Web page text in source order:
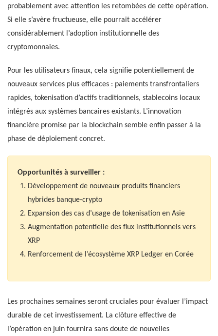
probablement avec attention les retombées de cette opération.
Si elle s’avère fructueuse, elle pourrait accélérer
considérablement l’adoption institutionnelle des
cryptomonnaies.
Pour les utilisateurs finaux, cela signifie potentiellement de
nouveaux services plus efficaces : paiements transfrontaliers
rapides, tokenisation d’actifs traditionnels, stablecoins locaux
intégrés aux systèmes bancaires existants. L’innovation
financière promise par la blockchain semble enfin passer à la
phase de déploiement concret.
Opportunités à surveiller :
Développement de nouveaux produits financiers
hybrides banque-crypto
Expansion des cas d’usage de tokenisation en Asie
Augmentation potentielle des flux institutionnels vers
XRP
Renforcement de l’écosystème XRP Ledger en Corée
Les prochaines semaines seront cruciales pour évaluer l’impact
durable de cet investissement. La clôture effective de
l’opération en juin fournira sans doute de nouvelles